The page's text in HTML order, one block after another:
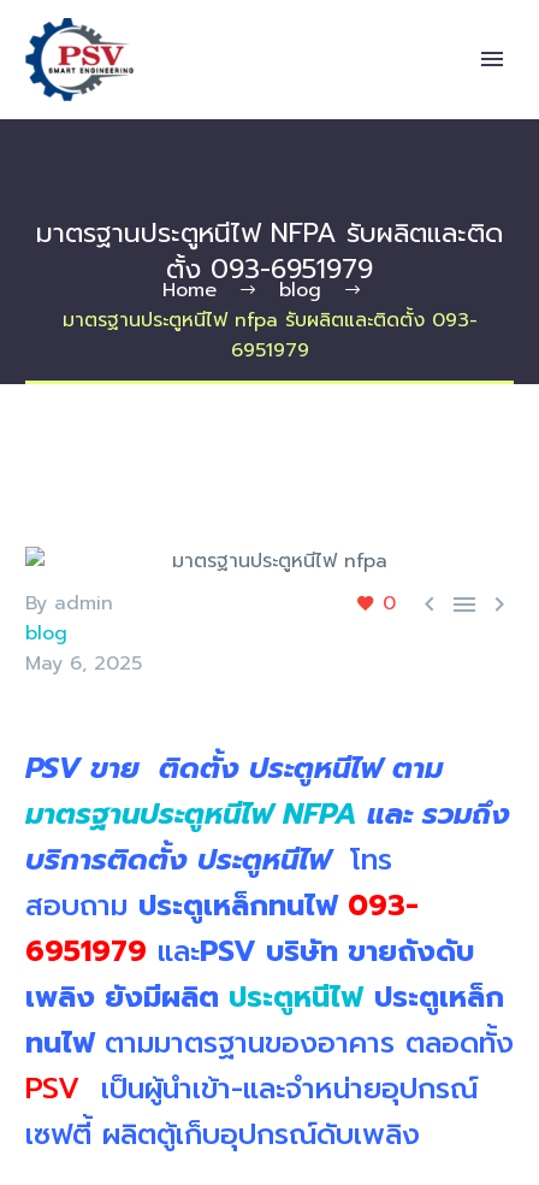
มาตรฐานประตูหนีไฟ NFPA รับผลิตและติด
ตั้ง 093-6951979
Home
blog
มาตรฐานประตูหนีไฟ nfpa รับผลิตและติดตั้ง 093-
6951979
0   
By admin
blog
May 6, 2025
PSV ขาย ติดตั้ง ประตูหนีไฟ ตาม
มาตรฐานประตูหนีไฟ NFPA และ รวมถึง
บริการติดตั้ง ประตูหนีไฟ โทร
สอบถาม ประตูเหล็กทนไฟ 093-
6951979 และPSV บริษัท ขายถังดับ
เพลิง ยังมีผลิต ประตูหนีไฟ ประตูเหล็ก
ทนไฟ ตามมาตรฐานของอาคาร ตลอดทั้ง
PSV เป็นผู้นำเข้า-และจำหน่ายอุปกรณ์
เซฟตี้ ผลิตตู้เก็บอุปกรณ์ดับเพลิง